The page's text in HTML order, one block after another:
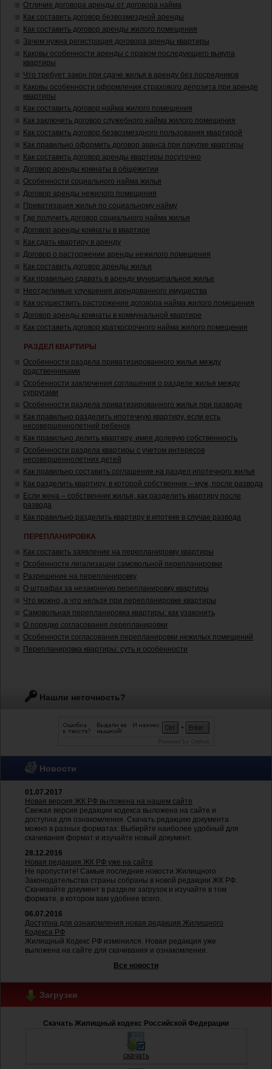
Отличие договора аренды от договора найма
Как составить договор безвозмездной аренды
Как составить договор аренды жилого помещения
Зачем нужна регистрация договора аренды квартиры
Каковы особенности аренды с правом последующего выкупа
квартиры
Что требует закон при сдаче жилья в аренду без посредников
Каковы особенности оформления страхового депозита при аренде
квартиры
Как составить договор найма жилого помещения
Как заключить договор служебного найма жилого помещения
Как составить договор безвозмездного пользования квартирой
Как правильно оформить договор аванса при покупке квартиры
Как составить договор аренды квартиры посуточно
Договор аренды комнаты в общежитии
Особенности социального найма жилья
Договор аренды нежилого помещения
Приватизация жилья по социальному найму
Где получить договор социального найма жилья
Договор аренды комнаты в квартире
Как сдать квартиру в аренду
Договор о расторжении аренды нежилого помещения
Как составить договор аренды жилья
Как правильно сдавать в аренду муниципальное жилье
Неотделимые улучшения арендованного имущества
Как осуществить расторжение договора найма жилого помещения
Договор аренды комнаты в коммунальной квартире
Как составить договор краткосрочного найма жилого помещения
РАЗДЕЛ КВАРТИРЫ
Особенности раздела приватизированного жилья между
родственниками
Особенности заключения соглашения о разделе жилья между
супругами
Особенности раздела приватизированного жилья при разводе
Как правильно разделить ипотечную квартиру, если есть
несовершеннолетний ребенок
Как правильно делить квартиру, имея долевую собственность
Особенности раздела квартиры с учетом интересов
несовершеннолетних детей
Как правильно составить соглашение на раздел ипотечного жилья
Как разделить квартиру, в которой собственник – муж, после развода
Если жена – собственник жилья, как разделить квартиру после
развода
Как правильно разделить квартиру в ипотеке в случае развода
ПЕРЕПЛАНИРОВКА
Как составить заявление на перепланировку квартиры
Особенности легализации самовольной перепланировки
Разрешение на перепланировку
О штрафах за незаконную перепланировку квартиры
Что можно, а что нельзя при перепланировке квартиры
Самовольная перепланировка квартиры: как узаконить
О порядке согласования перепланировки
Особенности согласования перепланировки нежилых помещений
Перепланировка квартиры: суть и особенности
Нашли неточность?
Новости
01.07.2017
Новая версия ЖК РФ выложена на нашем сайте
Свежая версия редакции кодекса выложена на сайте и
доступна для ознакомления. Скачать редакцию документа
можно в разных форматах. Выбирйте наиболее удобный для
скачивания формат и изучайте новый документ.
28.12.2016
Новая редакция ЖК РФ уже на сайте
Не пропустите! Самые последние новости Жилищного
Законодательства страны собраны в новой редакции ЖК РФ.
Скачивайте документ в разделе загрузок и изучайте в том
формате, в котором вам удобнее всего.
06.07.2016
Доступна для ознакомления новая редакция Жилищного
Кодекса РФ
Жилищный Кодекс РФ изменился. Новая редакция уже
выложена на сайте для скачивания и ознакомления.
Все новости
Загрузки
Скачать Жилищный кодекс Российской Федерации
скачать